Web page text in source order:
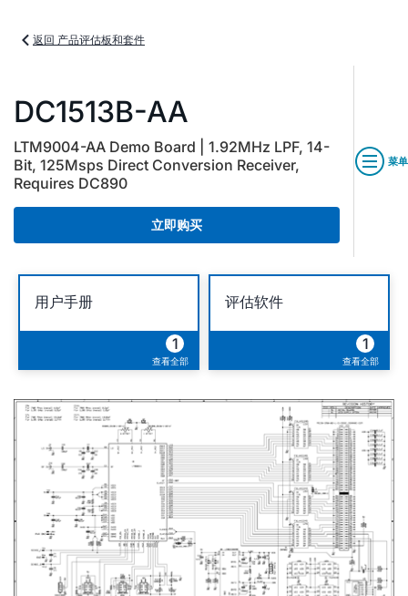
返回 产品评估板和套件
DC1513B-AA
LTM9004-AA Demo Board | 1.92MHz LPF, 14-
Bit, 125Msps Direct Conversion Receiver,
Requires DC890
立即购买
菜单
用户手册
1
查看全部
评估软件
1
查看全部